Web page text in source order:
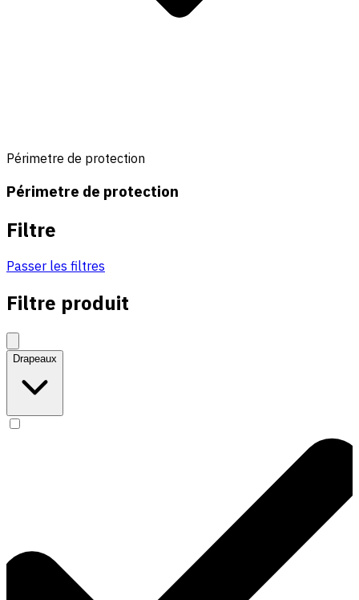
Périmetre de protection
Périmetre de protection
Filtre
Passer les filtres
Filtre produit
Drapeaux